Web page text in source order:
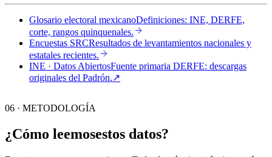
Glosario electoral mexicanoDefiniciones: INE, DERFE,
corte, rangos quinquenales.
Encuestas SRCResultados de levantamientos nacionales y
estatales recientes.
INE · Datos AbiertosFuente primaria DERFE: descargas
originales del Padrón.↗︎
06 · METODOLOGÍA
¿Cómo leemosestos datos?